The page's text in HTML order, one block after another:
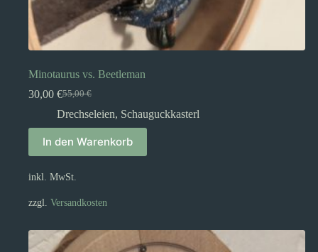
Minotaurus vs. Beetleman
55,00€
Ursprünglicher
Preis
55,00 €
30,00 €Aktueller
Preis
30,00 €.
Drechseleien, Schauguckkasterl
In den Warenkorb
inkl. MwSt.
zzgl. Versandkosten